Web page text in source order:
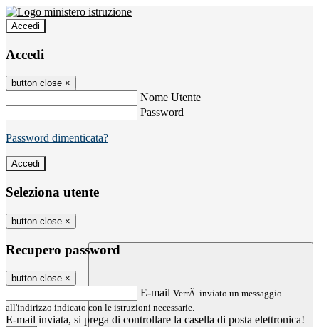
Accedi
Accedi
button close ×
Nome Utente
Password
Password dimenticata?
Seleziona utente
button close ×
Recupero password
button close ×
E-mail VerrÃ inviato un messaggio
all'indirizzo indicato con le istruzioni necessarie.
E-mail inviata, si prega di controllare la casella di posta elettronica!